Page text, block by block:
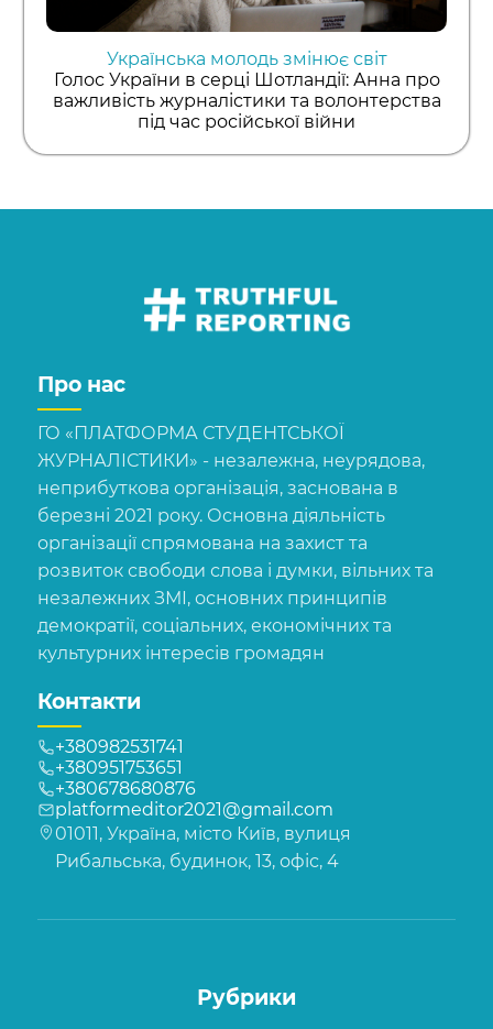
Українська молодь змінює світ
Голос України в серці Шотландії: Анна про
важливість журналістики та волонтерства
під час російської війни
Про нас
ГО «ПЛАТФОРМА СТУДЕНТСЬКОЇ
ЖУРНАЛІСТИКИ» - незалежна, неурядова,
неприбуткова організація, заснована в
березні 2021 року. Основна діяльність
організації спрямована на захист та
розвиток свободи слова і думки, вільних та
незалежних ЗМІ, основних принципів
демократії, соціальних, економічних та
культурних інтересів громадян
Контакти
+380982531741
+380951753651
+380678680876
platformeditor2021@gmail.com
01011, Україна, місто Київ, вулиця
Рибальська, будинок, 13, офіс, 4
Рубрики